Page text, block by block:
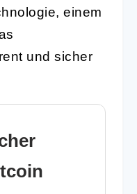
einem
und sicher